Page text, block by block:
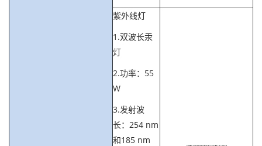
紫外线灯
1.双波长汞
灯
2.功率：55
W
3.发射波
长：254 nm
和185 nm